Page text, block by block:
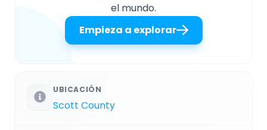
el mundo.
Empieza a explorar
UBICACIÓN
Scott County